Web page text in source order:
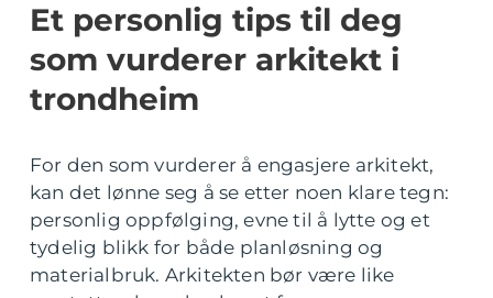
Et personlig tips til deg
som vurderer arkitekt i
trondheim
For den som vurderer å engasjere arkitekt,
kan det lønne seg å se etter noen klare tegn:
personlig oppfølging, evne til å lytte og et
tydelig blikk for både planløsning og
materialbruk. Arkitekten bør være like